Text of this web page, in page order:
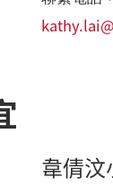
韋倩汶